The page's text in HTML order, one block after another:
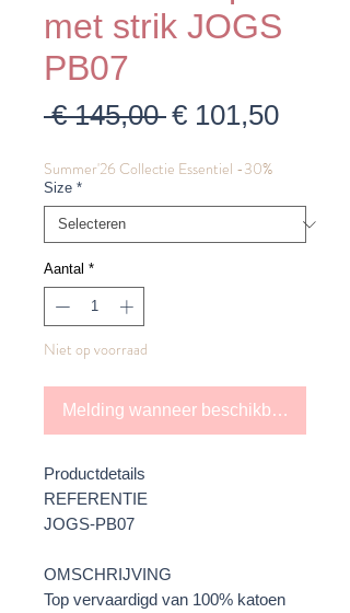
met strik JOGS
PB07
€ 145,00 Normale
€ 101,50
Summer'26 Collectie Essentiel -30%
Size *
Aantal *
Niet op voorraad
Melding wanneer beschikbaar
Productdetails
REFERENTIE
JOGS-PB07
OMSCHRIJVING
Top vervaardigd van 100% katoen